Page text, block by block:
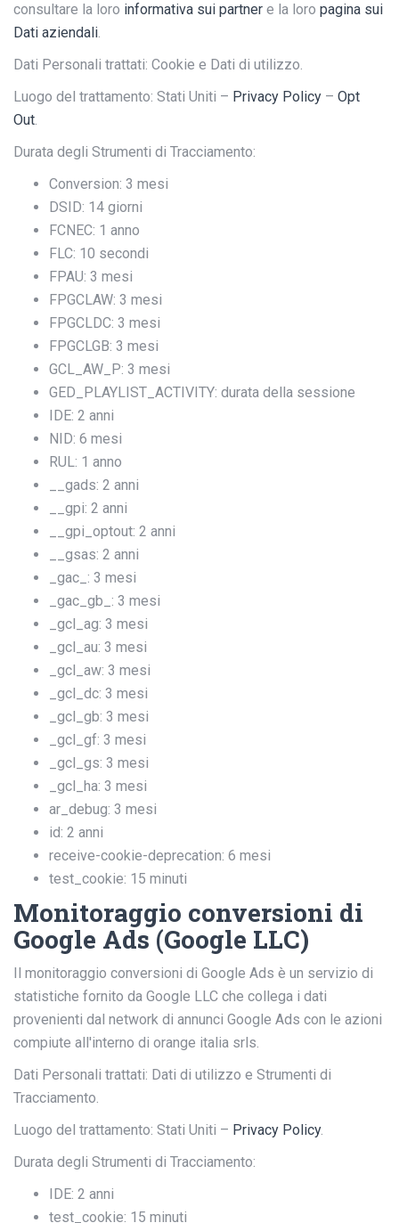
consultare la loro informativa sui partner e la loro pagina sui
Dati aziendali.
Dati Personali trattati: Cookie e Dati di utilizzo.
Luogo del trattamento: Stati Uniti – Privacy Policy – Opt
Out.
Durata degli Strumenti di Tracciamento:
Conversion: 3 mesi
DSID: 14 giorni
FCNEC: 1 anno
FLC: 10 secondi
FPAU: 3 mesi
FPGCLAW: 3 mesi
FPGCLDC: 3 mesi
FPGCLGB: 3 mesi
GCL_AW_P: 3 mesi
GED_PLAYLIST_ACTIVITY: durata della sessione
IDE: 2 anni
NID: 6 mesi
RUL: 1 anno
__gads: 2 anni
__gpi: 2 anni
__gpi_optout: 2 anni
__gsas: 2 anni
_gac_ : 3 mesi
_gac_gb_ : 3 mesi
_gcl_ag: 3 mesi
_gcl_au: 3 mesi
_gcl_aw: 3 mesi
_gcl_dc: 3 mesi
_gcl_gb: 3 mesi
_gcl_gf: 3 mesi
_gcl_gs: 3 mesi
_gcl_ha: 3 mesi
ar_debug: 3 mesi
id: 2 anni
receive-cookie-deprecation: 6 mesi
test_cookie: 15 minuti
Monitoraggio conversioni di
Google Ads (Google LLC)
Il monitoraggio conversioni di Google Ads è un servizio di
statistiche fornito da Google LLC che collega i dati
provenienti dal network di annunci Google Ads con le azioni
compiute all'interno di orange italia srls.
Dati Personali trattati: Dati di utilizzo e Strumenti di
Tracciamento.
Luogo del trattamento: Stati Uniti – Privacy Policy.
Durata degli Strumenti di Tracciamento:
IDE: 2 anni
test_cookie: 15 minuti